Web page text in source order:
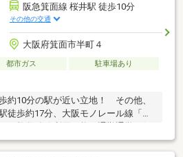
阪急箕面線 桜井駅 徒歩10分
その他の交通
大阪府箕面市半町４
都市ガス
駐車場あり
約10分の駅が近い立地！ その他、
徒歩約17分、大阪モノレール線「柴
複数路線利用可能で通勤通学に便
ビニなど毎日使いやすいお買い物施
施設】・フレスコ桜井店：約240ｍ